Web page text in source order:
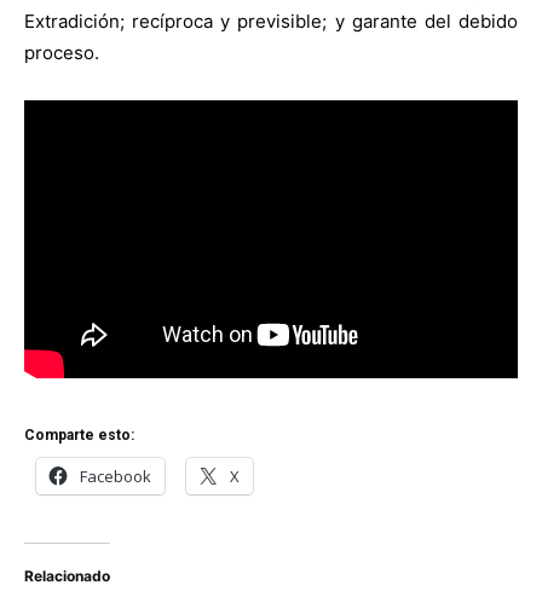
Extradición; recíproca y previsible; y garante del debido
proceso.
Comparte esto:
Facebook X
Relacionado